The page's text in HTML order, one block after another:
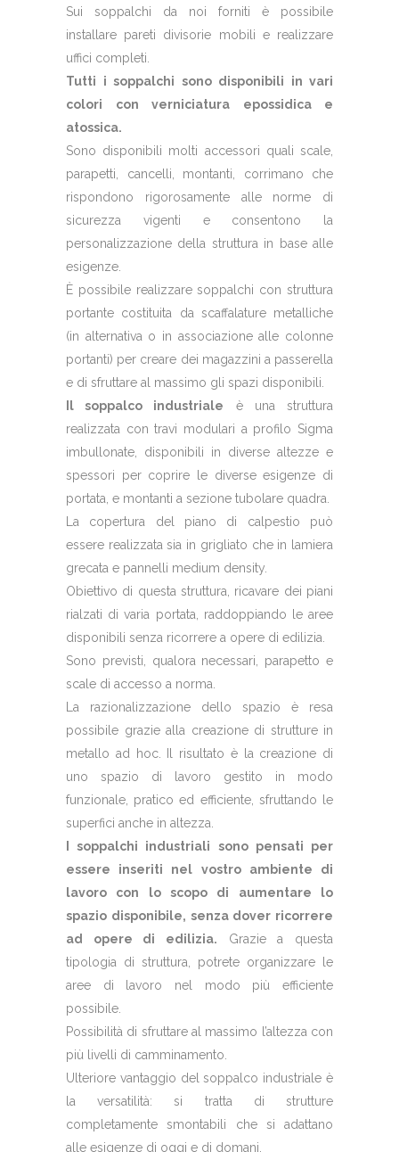
Sui soppalchi da noi forniti è possibile
installare pareti divisorie mobili e realizzare
uffici completi.
Tutti i soppalchi sono disponibili in vari
colori con verniciatura epossidica e
atossica.
Sono disponibili molti accessori quali scale,
parapetti, cancelli, montanti, corrimano che
rispondono rigorosamente alle norme di
sicurezza vigenti e consentono la
personalizzazione della struttura in base alle
esigenze.
È possibile realizzare soppalchi con struttura
portante costituita da scaffalature metalliche
(in alternativa o in associazione alle colonne
portanti) per creare dei magazzini a passerella
e di sfruttare al massimo gli spazi disponibili.
Il soppalco industriale è una struttura
realizzata con travi modulari a profilo Sigma
imbullonate, disponibili in diverse altezze e
spessori per coprire le diverse esigenze di
portata, e montanti a sezione tubolare quadra.
La copertura del piano di calpestio può
essere realizzata sia in grigliato che in lamiera
grecata e pannelli medium density.
Obiettivo di questa struttura, ricavare dei piani
rialzati di varia portata, raddoppiando le aree
disponibili senza ricorrere a opere di edilizia.
Sono previsti, qualora necessari, parapetto e
scale di accesso a norma.
La razionalizzazione dello spazio è resa
possibile grazie alla creazione di strutture in
metallo ad hoc. Il risultato è la creazione di
uno spazio di lavoro gestito in modo
funzionale, pratico ed efficiente, sfruttando le
superfici anche in altezza.
I soppalchi industriali sono pensati per
essere inseriti nel vostro ambiente di
lavoro con lo scopo di aumentare lo
spazio disponibile, senza dover ricorrere
ad opere di edilizia. Grazie a questa
tipologia di struttura, potrete organizzare le
aree di lavoro nel modo più efficiente
possibile.
Possibilità di sfruttare al massimo l’altezza con
più livelli di camminamento.
Ulteriore vantaggio del soppalco industriale è
la versatilità: si tratta di strutture
completamente smontabili che si adattano
alle esigenze di oggi e di domani.